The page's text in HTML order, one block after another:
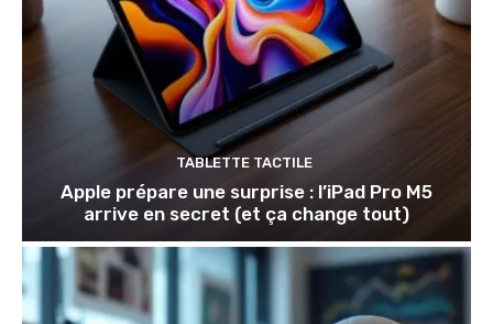
TABLETTE TACTILE
Apple prépare une surprise : l’iPad Pro M5
arrive en secret (et ça change tout)